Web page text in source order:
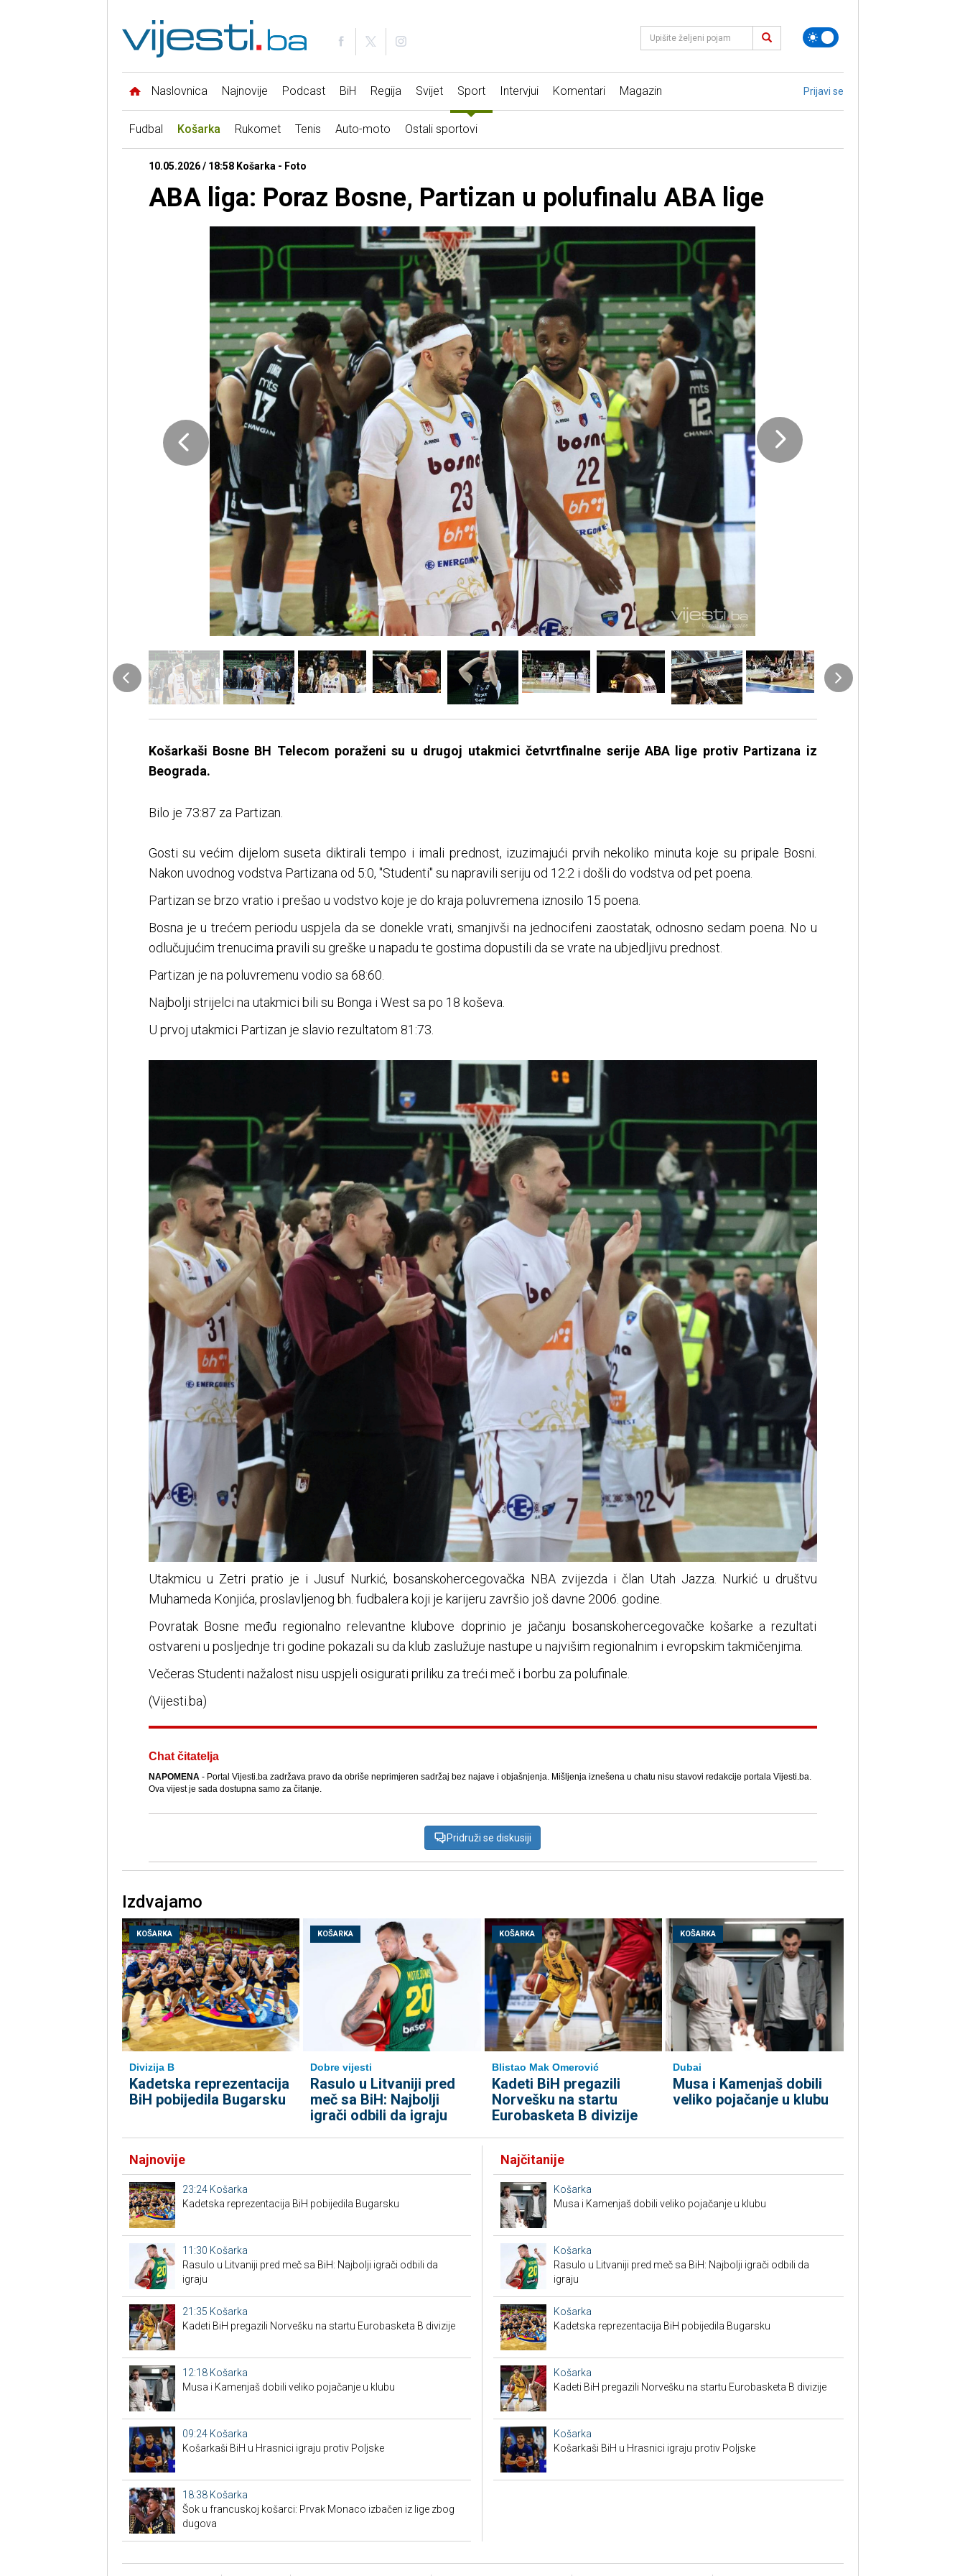
Naslovnica Najnovije Podcast BiH Regija Svijet Sport Intervjui Komentari Magazin Prijavi se
Fudbal Košarka Rukomet Tenis Auto-moto Ostali sportovi
10.05.2026 / 18:58 Košarka - Foto
ABA liga: Poraz Bosne, Partizan u polufinalu ABA lige
Košarkaši Bosne BH Telecom poraženi su u drugoj utakmici četvrtfinalne serije ABA lige protiv Partizana iz
Beograda.
Bilo je 73:87 za Partizan.
Gosti su većim dijelom suseta diktirali tempo i imali prednost, izuzimajući prvih nekoliko minuta koje su pripale Bosni.
Nakon uvodnog vodstva Partizana od 5:0, "Studenti" su napravili seriju od 12:2 i došli do vodstva od pet poena.
Partizan se brzo vratio i prešao u vodstvo koje je do kraja poluvremena iznosilo 15 poena.
Bosna je u trećem periodu uspjela da se donekle vrati, smanjivši na jednocifeni zaostatak, odnosno sedam poena. No u
odlučujućim trenucima pravili su greške u napadu te gostima dopustili da se vrate na ubjedljivu prednost.
Partizan je na poluvremenu vodio sa 68:60.
Najbolji strijelci na utakmici bili su Bonga i West sa po 18 koševa.
U prvoj utakmici Partizan je slavio rezultatom 81:73.
Utakmicu u Zetri pratio je i Jusuf Nurkić, bosanskohercegovačka NBA zvijezda i član Utah Jazza. Nurkić u društvu
Muhameda Konjića, proslavljenog bh. fudbalera koji je karijeru završio još davne 2006. godine.
Povratak Bosne među regionalno relevantne klubove doprinio je jačanju bosanskohercegovačke košarke a rezultati
ostvareni u posljednje tri godine pokazali su da klub zaslužuje nastupe u najvišim regionalnim i evropskim takmičenjima.
Večeras Studenti nažalost nisu uspjeli osigurati priliku za treći meč i borbu za polufinale.
(Vijesti.ba)
Chat čitatelja
NAPOMENA - Portal Vijesti.ba zadržava pravo da obriše neprimjeren sadržaj bez najave i objašnjenja. Mišljenja iznešena u chatu nisu stavovi redakcije portala Vijesti.ba.
Ova vijest je sada dostupna samo za čitanje.
Pridruži se diskusiji
Izdvajamo
KOŠARKA
Divizija B
Kadetska reprezentacija
BiH pobijedila Bugarsku
KOŠARKA
Dobre vijesti
Rasulo u Litvaniji pred
meč sa BiH: Najbolji
igrači odbili da igraju
KOŠARKA
Blistao Mak Omerović
Kadeti BiH pregazili
Norvešku na startu
Eurobasketa B divizije
KOŠARKA
Dubai
Musa i Kamenjaš dobili
veliko pojačanje u klubu
Najnovije
23:24 Košarka
Kadetska reprezentacija BiH pobijedila Bugarsku
11:30 Košarka
Rasulo u Litvaniji pred meč sa BiH: Najbolji igrači odbili da
igraju
21:35 Košarka
Kadeti BiH pregazili Norvešku na startu Eurobasketa B divizije
12:18 Košarka
Musa i Kamenjaš dobili veliko pojačanje u klubu
09:24 Košarka
Košarkaši BiH u Hrasnici igraju protiv Poljske
18:38 Košarka
Šok u francuskoj košarci: Prvak Monaco izbačen iz lige zbog
dugova
Najčitanije
Košarka
Musa i Kamenjaš dobili veliko pojačanje u klubu
Košarka
Rasulo u Litvaniji pred meč sa BiH: Najbolji igrači odbili da
igraju
Košarka
Kadetska reprezentacija BiH pobijedila Bugarsku
Košarka
Kadeti BiH pregazili Norvešku na startu Eurobasketa B divizije
Košarka
Košarkaši BiH u Hrasnici igraju protiv Poljske